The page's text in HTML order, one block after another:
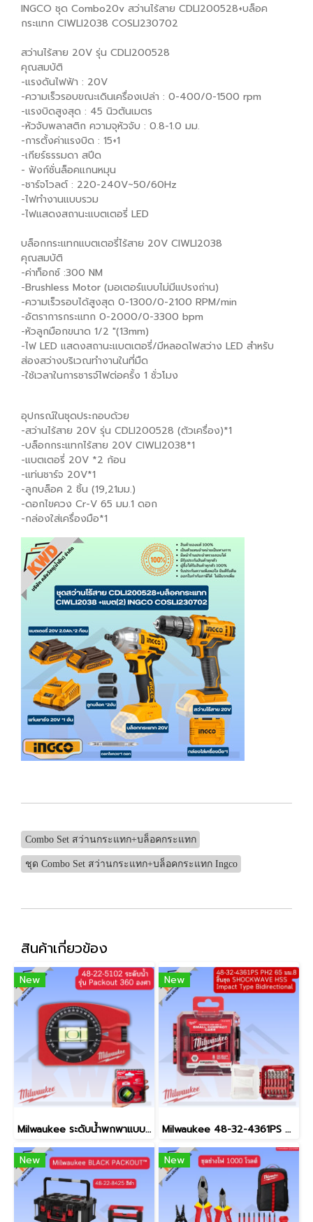
INGCO ชุด Combo20v สว่านไร้สาย CDLI200528+บล็อค
กระแทก CIWLI2038 COSLI230702
สว่านไร้สาย 20V รุ่น CDLI200528
คุณสมบัติ
-แรงดันไฟฟ้า : 20V
-ความเร็วรอบขณะเดินเครื่องเปล่า : 0-400/0-1500 rpm
-แรงบิดสูงสุด : 45 นิวตันเมตร
-หัวจับพลาสติก ความจุหัวจับ : 0.8-1.0 มม.
-การตั้งค่าแรงบิด : 15+1
-เกียร์ธรรมดา สปีด
- ฟังก์ชั่นล็อคแกนหมุน
-ชาร์จโวลต์ : 220-240V~50/60Hz
-ไฟทำงานแบบรวม
-ไฟแสดงสถานะแบตเตอรี่ LED
บล็อกกระแทกแบตเตอรี่ไร้สาย 20V CIWLI2038
คุณสมบัติ
-ค่าท็อกซ์ :300 NM
-Brushless Motor (มอเตอร์แบบไม่มีแปรงถ่าน)
-ความเร็วรอบได้สูงสุด 0-1300/0-2100 RPM/min
-อัตราการกระแทก 0-2000/0-3300 bpm
-หัวลูกมือกขนาด 1/2 "(13mm)
-ไฟ LED แสดงสถานะแบตเตอรี่/มีหลอดไฟสว่าง LED สำหรับ
ส่องสว่างบริเวณทำงานในที่มืด
-ใช้เวลาในการชารจ์ไฟต่อครั้ง 1 ชั่วโมง
อุปกรณ์ในชุดประกอบด้วย
-สว่านไร้สาย 20V รุ่น CDLI200528 (ตัวเครื่อง)*1
-บล็อกกระแทกไร้สาย 20V CIWLI2038*1
-แบตเตอรี่ 20V *2 ก้อน
-แท่นชาร์จ 20V*1
-ลูกบล็อค 2 ชิ้น (19,21มม.)
-ดอกไขควง Cr-V 65 มม.1 ดอก
-กล่องใส่เครื่องมือ*1
Combo Set สว่านกระแทก+บล็อคกระแทก
ชุด Combo Set สว่านกระแทก+บล็อคกระแทก Ingco
สินค้าเกี่ยวข้อง
New
Milwaukee ระดับน้ำพกพาแบบหมุนได้ 360 องศา Pocket level 48-22-5102 (ของแท้ประกันศูนย์)
New
Milwaukee 48-32-4361PS ดอกไขควง 65mm PH2 ชุด 8ชิ้นพร้อมกล่อง (สินค้ามีพร้อมจัดส่ง)
New New